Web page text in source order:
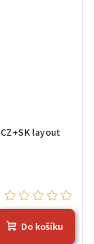
layout
Do košíku